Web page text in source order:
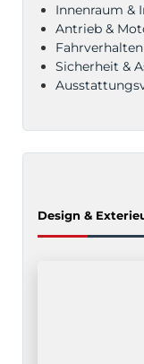
Innenraum &
Antrieb &
Sicherheit &
Design &